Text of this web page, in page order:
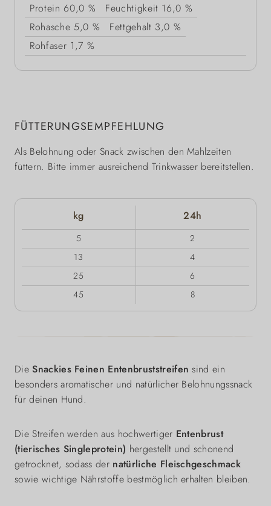
Protein 60,0 % Feuchtigkeit 16,0 %
Rohasche 5,0 % Fettgehalt 3,0 %
Rohfaser 1,7 %
FÜTTERUNGSEMPFEHLUNG
Als Belohnung oder Snack zwischen den Mahlzeiten
füttern. Bitte immer ausreichend Trinkwasser bereitstellen.
kg 24h
5
2
13
4
25
6
45
8
DieSnackies Feinen Entenbruststreifen sind ein
besonders aromatischer und natürlicher Belohnungssnack
für deinen Hund.
Die Streifen werden aus hochwertiger Entenbrust
(tierisches Singleprotein) hergestellt und schonend
getrocknet, sodass der natürliche Fleischgeschmack
sowie wichtige Nährstoffe bestmöglich erhalten bleiben.